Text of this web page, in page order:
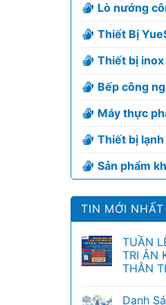
Lò nướng
Thiết Bị
Thiết bị inox
Bếp công
Máy thực
Thiết bị lạnh
Sản phẩm
TIN MỚI NHẤT
TUẦN
TRI ÂN
THÂN
Danh